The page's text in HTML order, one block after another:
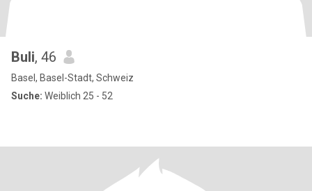
Buli, 46
Basel, Basel-Stadt, Schweiz
Suche: Weiblich 25 - 52